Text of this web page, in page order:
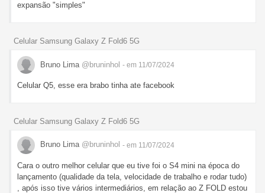
expansão "simples"
Celular Samsung Galaxy Z Fold6 5G
Bruno Lima @bruninhol - em 11/07/2024
Celular Q5, esse era brabo tinha ate facebook
Celular Samsung Galaxy Z Fold6 5G
Bruno Lima @bruninhol - em 11/07/2024
Cara o outro melhor celular que eu tive foi o S4 mini na época do
lançamento (qualidade da tela, velocidade de trabalho e rodar tudo)
, após isso tive vários intermediários, em relação ao Z FOLD estou